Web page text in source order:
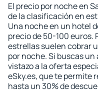
El precio por noche en
de la clasificación en
Una noche en un hotel
precio de 50-100 euros.
estrellas suelen cobrar
por noche. Si buscas
vistazo a la oferta
eSky.es, que te permite
hasta un 30% de